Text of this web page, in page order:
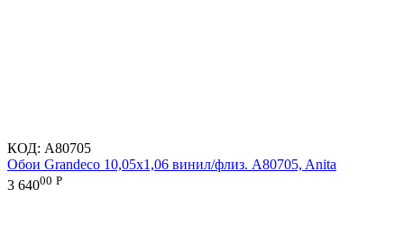
КОД: A80705
Обои Grandeco 10,05х1,06 винил/флиз. A80705, Anita
3 64000 Р